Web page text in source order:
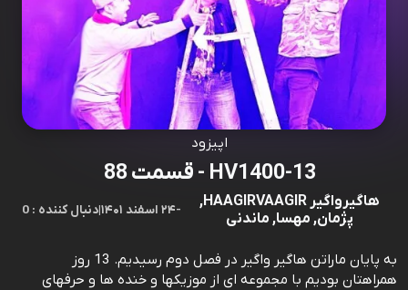
اپیزود
HV1400-13 - قسمت 88
هاگیرواگیر HAAGIRVAAGIR,
پژمان, مهسا, ماندنی
-۲۴ اسفند ۱۴۰۱ |0 : دنبال کننده
به پایان ماراتن هاگیر واگیر در فصل دوم رسیدیم. 13 روز
همراهتان بودیم با مجموعه ای از موزیکها و خنده ها و حرفهای